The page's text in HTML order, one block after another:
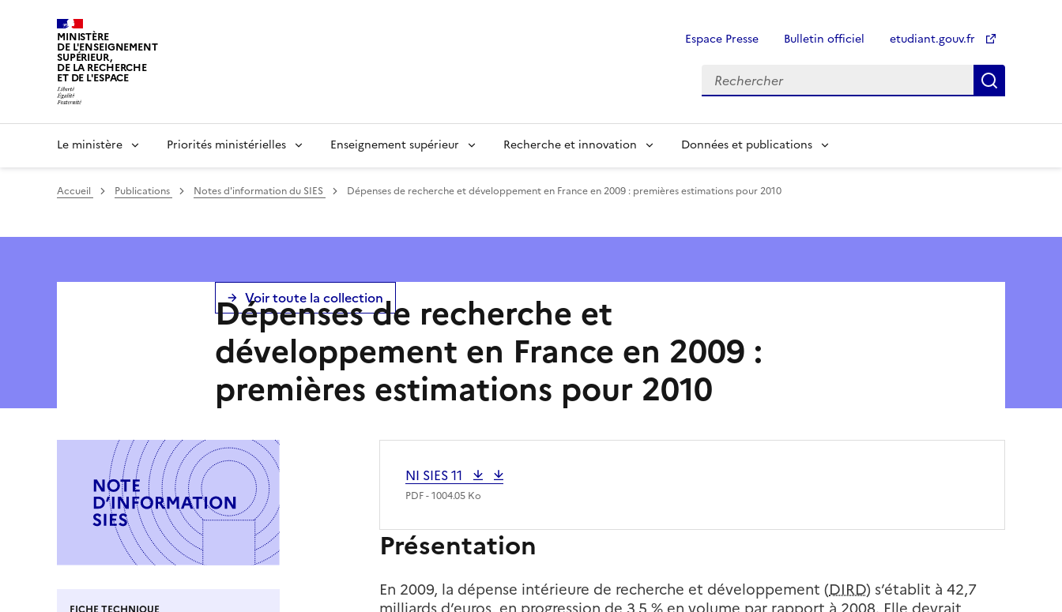
MINISTÈRE
DE L'ENSEIGNEMENT
SUPÉRIEUR,
DE LA RECHERCHE
ET DE L'ESPACE
Espace Presse Bulletin officiel etudiant.gouv.fr
Le ministère Priorités ministérielles Enseignement supérieur Recherche et innovation Données et publications
Accueil Publications Notes d'information du SIES Dépenses de recherche et développement en France en 2009 : premières estimations pour 2010
Voir toute la collection
Dépenses de recherche et
développement en France en 2009 :
premières estimations pour 2010
NI SIES11
PDF - 1004.05 Ko
Présentation
En 2009, la dépense intérieure de recherche et développement (DIRD) s’établit à 42,7